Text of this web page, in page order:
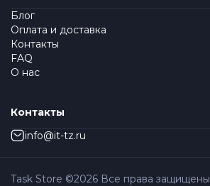
Блог
Оплата и доставка
Контакты
FAQ
О нас
Контакты
info@it-tz.ru
Task Store ©2026 Все права защищены